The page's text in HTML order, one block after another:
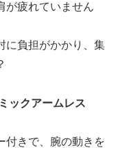
が疲れていません
に負担がかかり、集
ックアームレス
付きで、腕の動きを